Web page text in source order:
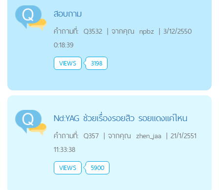
สอบถาม
คำถามที่: Q3532 | จากคุณ npbz | 3/12/2550
0:18:39
VIEWS 3198
Nd:YAG ช่วยเรื่องรอยสิว รอยแดงแค่ไหน
คำถามที่: Q357 | จากคุณ zhen_jaa | 21/1/2551
11:33:38
VIEWS 5900